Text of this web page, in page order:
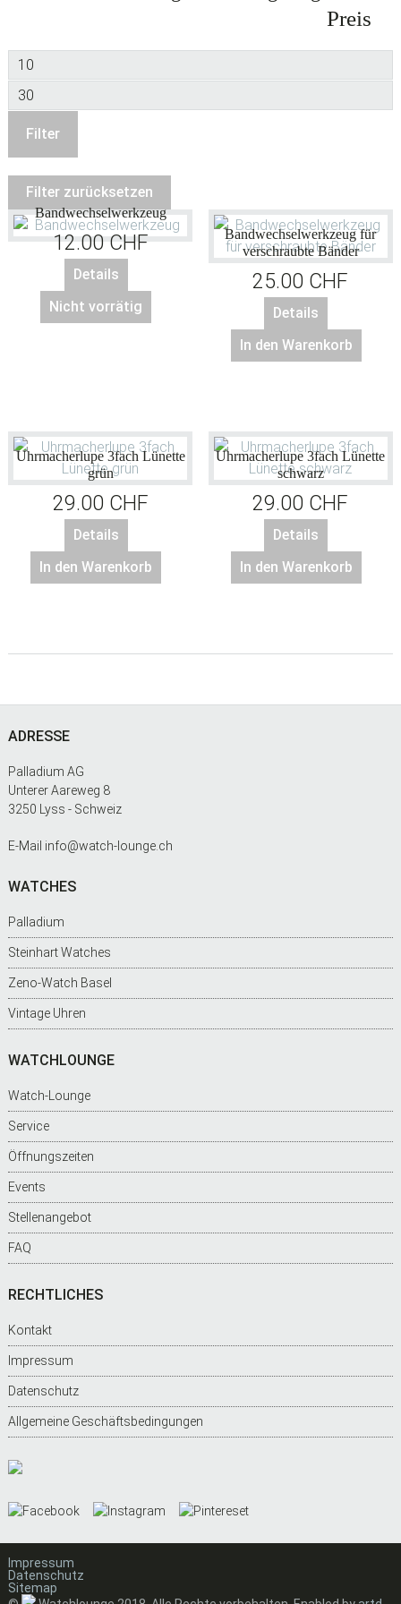
Preis
Min.
Preis
Max.
Filter
Filter zurücksetzen
Bandwechselwerkzeug
12.00CHF
Details
Nicht vorrätig
Bandwechselwerkzeug für
verschraubte Bänder
25.00 CHF
Details
In den Warenkorb
Uhrmacherlupe 3fach Lünette
grün
29.00 CHF
Details
In den Warenkorb
Uhrmacherlupe 3fach Lünette
schwarz
29.00 CHF
Details
In den Warenkorb
Footer
ADRESSE
Palladium AG
Unterer Aareweg 8
3250 Lyss - Schweiz
E-Mail info@watch-lounge.ch
WATCHES
Palladium
Steinhart Watches
Zeno-Watch Basel
Vintage Uhren
WATCHLOUNGE
Watch-Lounge
Service
Öffnungszeiten
Events
Stellenangebot
FAQ
RECHTLICHES
Kontakt
Impressum
Datenschutz
Allgemeine Geschäftsbedingungen
Impressum
Datenschutz
Sitemap